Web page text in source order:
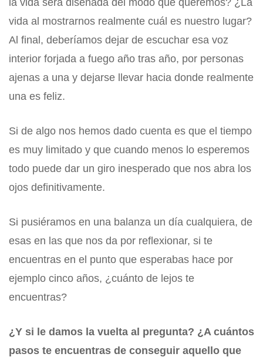
vida al mostrarnos realmente cuál es nuestro lugar?
Al final, deberíamos dejar de escuchar esa voz
interior forjada a fuego año tras año, por personas
ajenas a una y dejarse llevar hacia donde realmente
una es feliz.
Si de algo nos hemos dado cuenta es que el tiempo
es muy limitado y que cuando menos lo esperemos
todo puede dar un giro inesperado que nos abra los
ojos definitivamente.
Si pusiéramos en una balanza un día cualquiera, de
esas en las que nos da por reflexionar, si te
encuentras en el punto que esperabas hace por
ejemplo cinco años, ¿cuánto de lejos te
encuentras?
¿Y si le damos la vuelta al pregunta? ¿A cuántos
pasos te encuentras de conseguir aquello que